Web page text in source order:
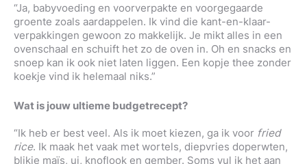
“Ja, babyvoeding en voorverpakte en voorgegaarde
groente zoals aardappelen. Ik vind die kant-en-klaar-
verpakkingen gewoon zo makkelijk. Je mikt alles in een
ovenschaal en schuift het zo de oven in. Oh en snacks en
snoep kan ik ook niet laten liggen. Een kopje thee zonder
koekje vind ik helemaal niks.”
Wat is jouw ultieme budgetrecept?
“Ik heb er best veel. Als ik moet kiezen, ga ik voor fried
rice. Ik maak het vaak met wortels, diepvries doperwten,
blikje maïs, ui, knoflook en gember. Soms vul ik het aan